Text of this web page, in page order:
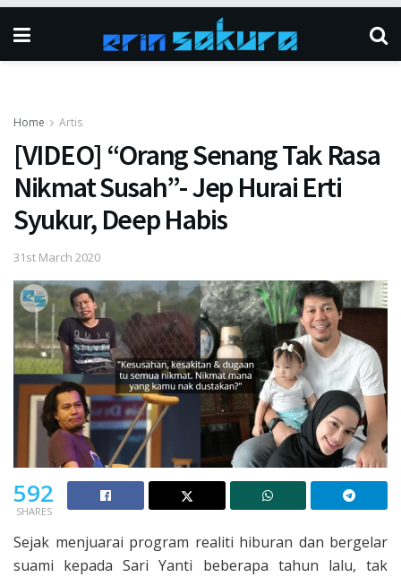
Home Artis
[VIDEO] “Orang Senang Tak Rasa
Nikmat Susah”- Jep Hurai Erti
Syukur, Deep Habis
31st March 2020
592
SHARES
Sejak menjuarai program realiti hiburan dan bergelar
suami kepada Sari Yanti beberapa tahun lalu, tak